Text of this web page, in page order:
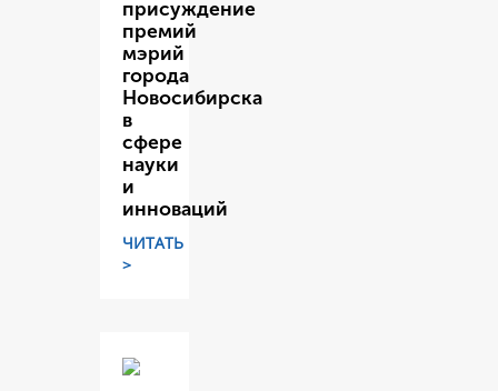
присуждение
премий
мэрий
города
Новосибирска
в
сфере
науки
и
инноваций
ЧИТАТЬ
>